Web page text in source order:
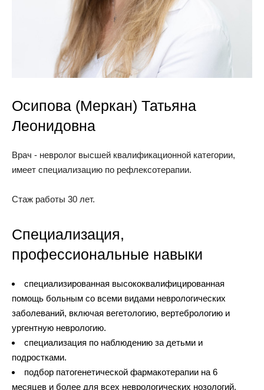
Осипова (Меркан) Татьяна
Леонидовна
Врач - невролог высшей квалификационной категории,
имеет специализацию по рефлексотерапии.
Стаж работы 30 лет.
Специализация,
профессиональные навыки
специализированная высококвалифицированная
помощь больным со всеми видами неврологических
заболеваний, включая вегетологию, вертебрологию и
ургентную неврологию.
специализация по наблюдению за детьми и
подростками.
подбор патогенетической фармакотерапии на 6
месяцев и более для всех неврологических нозологий.